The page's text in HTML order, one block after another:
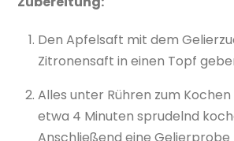
Den Apfelsaft mit dem
Zitronensaft in einen Topf
Alles unter Rühren zum
etwa 4 Minuten sprudelnd